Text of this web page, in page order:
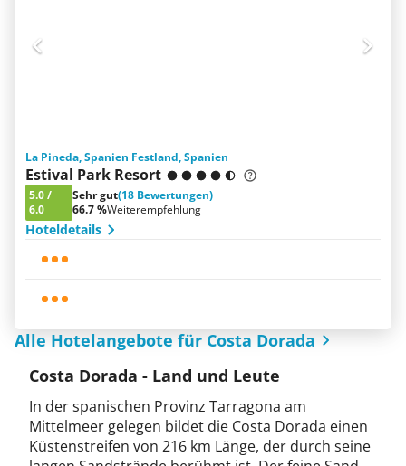
La Pineda, Spanien Festland, Spanien
Estival Park Resort
5.0/
6.0
Sehr gut(18 Bewertungen)
66.7 %Weiterempfehlung
Hoteldetails
Alle Hotelangebote für Costa Dorada
Costa Dorada - Land und Leute
In der spanischen Provinz Tarragona am
Mittelmeer gelegen bildet die Costa Dorada einen
Küstenstreifen von 216 km Länge, der durch seine